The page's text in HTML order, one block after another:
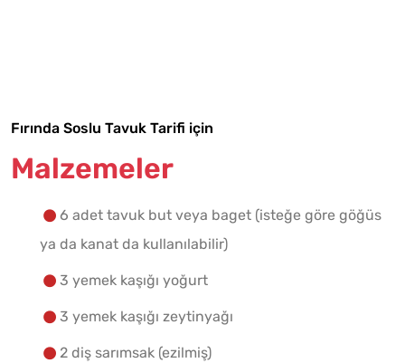
Yapılış Adımlarına Geç
Fırında Soslu Tavuk Tarifi için
Malzemeler
6 adet tavuk but veya baget (isteğe göre göğüs
ya da kanat da kullanılabilir)
3 yemek kaşığı yoğurt
3 yemek kaşığı zeytinyağı
2 diş sarımsak (ezilmiş)